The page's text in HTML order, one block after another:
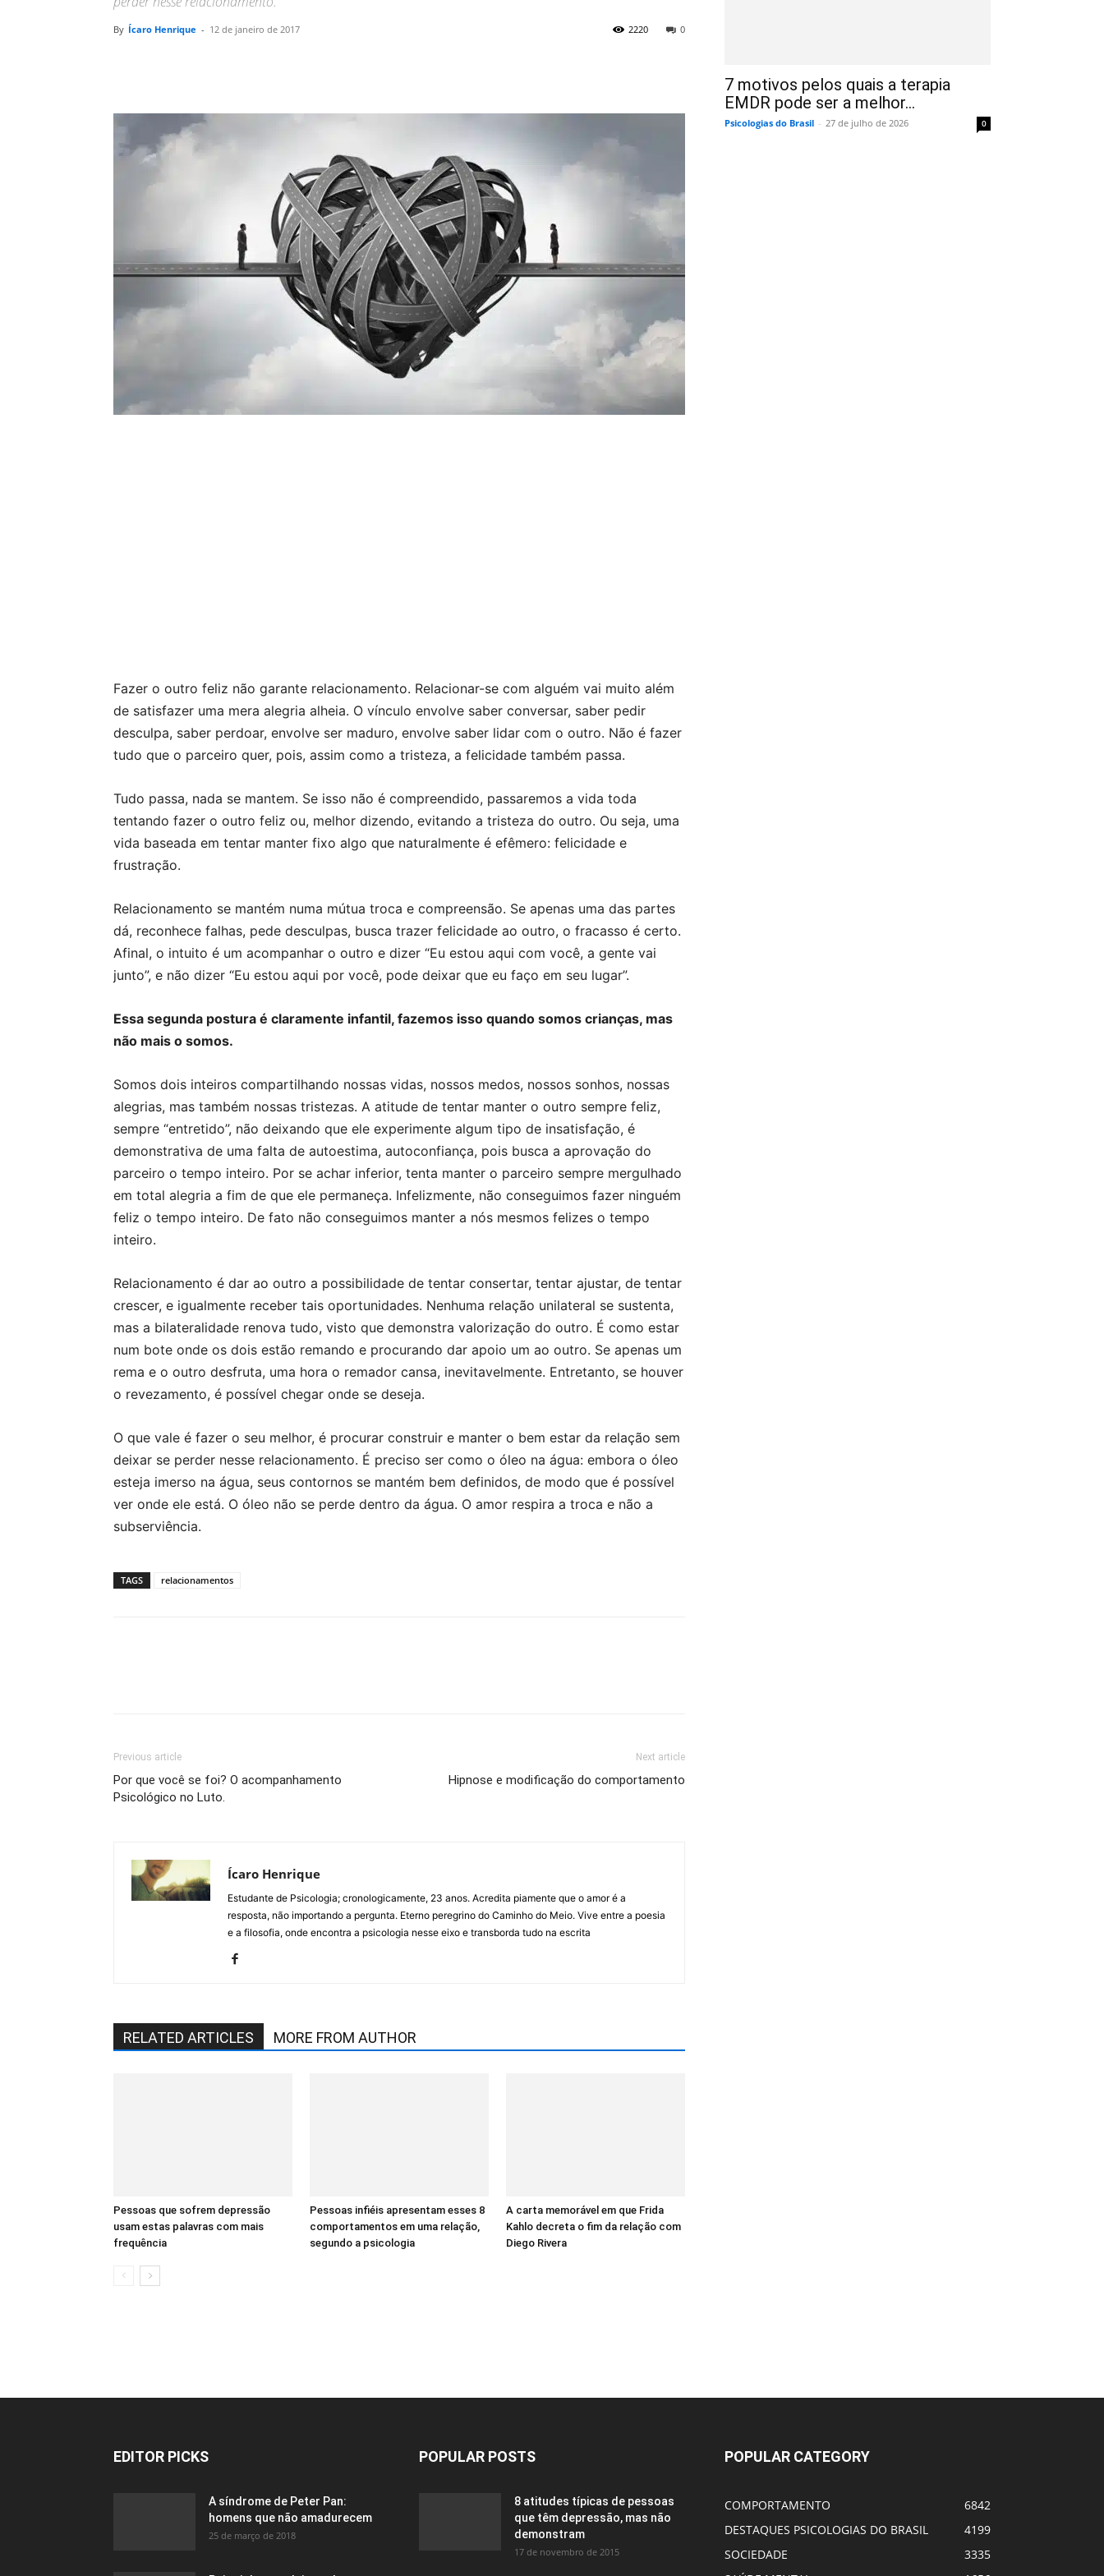
By Ícaro Henrique - 12 de janeiro de 2017 0
2220
Fazer o outro feliz não garante relacionamento. Relacionar-se com alguém vai muito além
de satisfazer uma mera alegria alheia. O vínculo envolve saber conversar, saber pedir
desculpa, saber perdoar, envolve ser maduro, envolve saber lidar com o outro. Não é fazer
tudo que o parceiro quer, pois, assim como a tristeza, a felicidade também passa.
Tudo passa, nada se mantem. Se isso não é compreendido, passaremos a vida toda
tentando fazer o outro feliz ou, melhor dizendo, evitando a tristeza do outro. Ou seja, uma
vida baseada em tentar manter fixo algo que naturalmente é efêmero: felicidade e
frustração.
Relacionamento se mantém numa mútua troca e compreensão. Se apenas uma das partes
dá, reconhece falhas, pede desculpas, busca trazer felicidade ao outro, o fracasso é certo.
Afinal, o intuito é um acompanhar o outro e dizer “Eu estou aqui com você, a gente vai
junto”, e não dizer “Eu estou aqui por você, pode deixar que eu faço em seu lugar”.
Essa segunda postura é claramente infantil, fazemos isso quando somos crianças, mas
não mais o somos.
Somos dois inteiros compartilhando nossas vidas, nossos medos, nossos sonhos, nossas
alegrias, mas também nossas tristezas. A atitude de tentar manter o outro sempre feliz,
sempre “entretido”, não deixando que ele experimente algum tipo de insatisfação, é
demonstrativa de uma falta de autoestima, autoconfiança, pois busca a aprovação do
parceiro o tempo inteiro. Por se achar inferior, tenta manter o parceiro sempre mergulhado
em total alegria a fim de que ele permaneça. Infelizmente, não conseguimos fazer ninguém
feliz o tempo inteiro. De fato não conseguimos manter a nós mesmos felizes o tempo
inteiro.
Relacionamento é dar ao outro a possibilidade de tentar consertar, tentar ajustar, de tentar
crescer, e igualmente receber tais oportunidades. Nenhuma relação unilateral se sustenta,
mas a bilateralidade renova tudo, visto que demonstra valorização do outro. É como estar
num bote onde os dois estão remando e procurando dar apoio um ao outro. Se apenas um
rema e o outro desfruta, uma hora o remador cansa, inevitavelmente. Entretanto, se houver
o revezamento, é possível chegar onde se deseja.
O que vale é fazer o seu melhor, é procurar construir e manter o bem estar da relação sem
deixar se perder nesse relacionamento. É preciso ser como o óleo na água: embora o óleo
esteja imerso na água, seus contornos se mantém bem definidos, de modo que é possível
ver onde ele está. O óleo não se perde dentro da água. O amor respira a troca e não a
subserviência.
TAGS relacionamentos
Previous article
Por que você se foi? O acompanhamento
Psicológico no Luto.
Next article
Hipnose e modificação do comportamento
Ícaro Henrique
Estudante de Psicologia; cronologicamente, 23 anos. Acredita piamente que o amor é a
resposta, não importando a pergunta. Eterno peregrino do Caminho do Meio. Vive entre a poesia
e a filosofia, onde encontra a psicologia nesse eixo e transborda tudo na escrita
RELATED ARTICLES MORE FROM AUTHOR
Pessoas que sofrem depressão
usam estas palavras com mais
frequência
Pessoas infiéis apresentam esses 8
comportamentos em uma relação,
segundo a psicologia
A carta memorável em que Frida
Kahlo decreta o fim da relação com
Diego Rivera
7 motivos pelos quais a terapia
EMDR pode ser a melhor...
Psicologias do Brasil - 27 de julho de 2026 0
EDITOR PICKS
A síndrome de Peter Pan:
homens que não amadurecem
25 de março de 2018
POPULAR POSTS
8 atitudes típicas de pessoas
que têm depressão, mas não
demonstram
17 de novembro de 2015
POPULAR CATEGORY
COMPORTAMENTO
6842
DESTAQUES PSICOLOGIAS DO BRASIL
4199
SOCIEDADE
3335